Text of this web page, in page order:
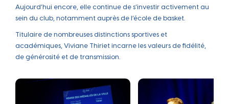
Aujourd’hui encore, elle continue de s’investir activement au
sein du club, notamment auprès de l’école de basket.
Titulaire de nombreuses distinctions sportives et
académiques, Viviane Thiriet incarne les valeurs de fidélité,
de générosité et de transmission.